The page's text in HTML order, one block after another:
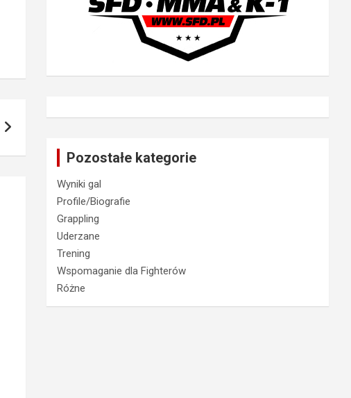
Pozostałe kategorie
Wyniki gal
Profile/Biografie
Grappling
Uderzane
Trening
Wspomaganie dla Fighterów
Różne